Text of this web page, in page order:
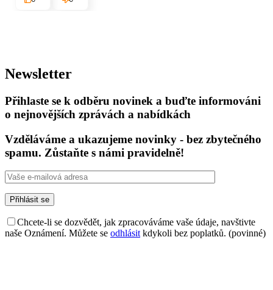
Newsletter
Přihlaste se k odběru novinek a buďte informováni
o nejnovějších zprávách a nabídkách
Vzděláváme a ukazujeme novinky - bez zbytečného
spamu. Zůstaňte s námi pravidelně!
Chcete-li se dozvědět, jak zpracováváme vaše údaje, navštivte
naše Oznámení. Můžete se odhlásitkdykoli bez poplatků. (povinné)